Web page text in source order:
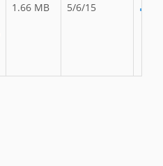
1.66 MB 5/6/15